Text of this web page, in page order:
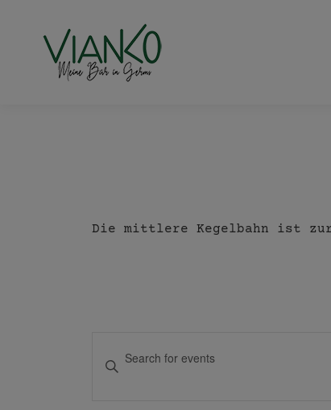
Die mittlere Kegelbahn ist
Events
Enter
Keyword.